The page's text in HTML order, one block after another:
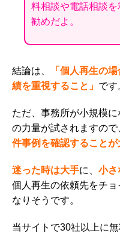
料相談や電話相談
勧めだよ。
結論は、
「個人再生の
績を重視すること」 です
ただ、事務所が小規模
の力量が試されますの
件事例を確認することが
迷った時は大手に、 小さ
個人再生の依頼先をチョ
なりそうです。
当サイトで30社以上に